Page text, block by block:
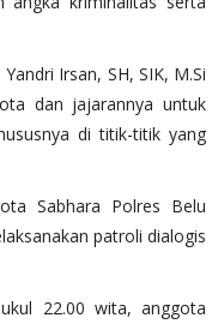
Irsan, SH, SIK, M.Si
dan jajarannya untuk
di titik-titik yang
Sabhara Polres Belu
patroli dialogis
22.00 wita, anggota